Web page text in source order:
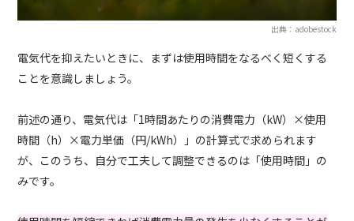
出典：adobestock
電気代を抑えたいときに、まずは使用時間をなるべく短くする
ことを意識しましょう。
前述の通り、電気代は「1時間あたりの消費電力（kW）×使用
時間（h）×電力単価（円/kWh）」の計算式で求められます
が、このうち、自分で工夫して調整できるのは「使用時間」の
みです。